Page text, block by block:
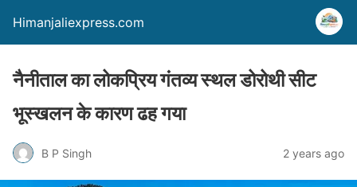
Himanjaliexpress.com
नैनीताल का लोकप्रिय गंतव्य स्थल डोरोथी सीट
भूस्खलन के कारण ढह गया
B P Singh 2 years ago